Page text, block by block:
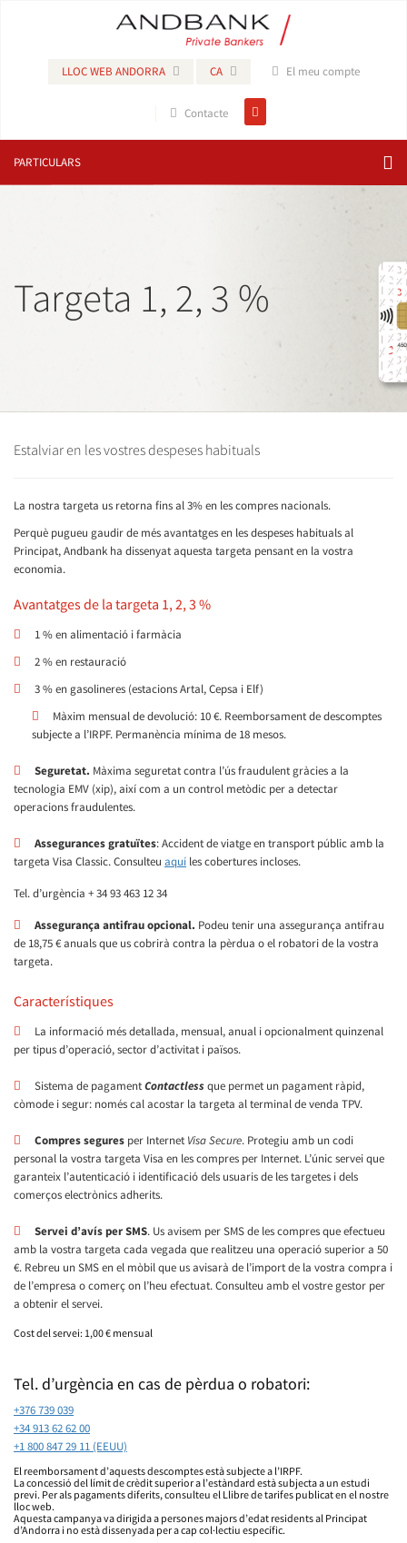
LLOC WEB ANDORRA CA El meu compte
Contacte
PARTICULARS
Targeta 1, 2, 3 %
Estalviar en les vostres despeses habituals
La nostra targeta us retorna fins al 3% en les compres nacionals.
Perquè pugueu gaudir de més avantatges en les despeses habituals al
Principat, Andbank ha dissenyat aquesta targeta pensant en la vostra
economia.
Avantatges de la targeta 1, 2, 3 %
1 % en alimentació i farmàcia
2 % en restauració
3 % en gasolineres (estacions Artal, Cepsa i Elf)
Màxim mensual de devolució: 10 €. Reemborsament de descomptes
subjecte a l’IRPF. Permanència mínima de 18 mesos.
Seguretat. Màxima seguretat contra l’ús fraudulent gràcies a la
tecnologia EMV (xip), així com a un control metòdic per a detectar
operacions fraudulentes.
Assegurances gratuïtes: Accident de viatge en transport públicamb la
targeta Visa Classic. Consulteu aquí les cobertures incloses.
Tel. d’urgència + 34 93 463 12 34
Assegurança antifrau opcional. Podeu tenir una assegurança antifrau
de 18,75€ anuals que us cobrirà contra la pèrdua o el robatori de la vostra
targeta.
Característiques
La informació més detallada, mensual, anual i opcionalment quinzenal
per tipus d’operació, sector d’activitat i països.
Sistema de pagamentContactlessque permet un pagament ràpid,
còmode i segur: només cal acostar la targeta al terminal de venda TPV.
Compres segures per Internet Visa Secure. Protegiu amb un codi
personal la vostra targeta Visa en les compres per Internet. L’únic servei que
garanteix l’autenticació i identificació dels usuaris de les targetes i dels
comerços electrònics adherits.
Servei d’avís per SMS. Us avisem per SMS de les compres que efectueu
amb la vostra targeta cada vegada que realitzeu una operació superior a 50
€. Rebreu un SMS en el mòbil que us avisarà de l’import de la vostra compra i
de l’empresa o comerç on l’heu efectuat. Consulteu amb el vostre gestor per
a obtenir el servei.
Cost del servei: 1,00 € mensual
Tel. d’urgència en cas de pèrdua o robatori:
+376 739 039
+34 913 62 62 00
+1 800 847 29 11 (EEUU)
El reemborsament d’aquests descomptes està subjecte a l’IRPF.
La concessió del límit de crèdit superior a l’estàndard està subjecta a un estudi
previ. Per als pagaments diferits, consulteu el Llibre de tarifes publicat en el nostre
lloc web.
Aquesta campanya va dirigida a persones majors d’edat residents al Principat
d’Andorra i no està dissenyada per a cap col·lectiu específic.